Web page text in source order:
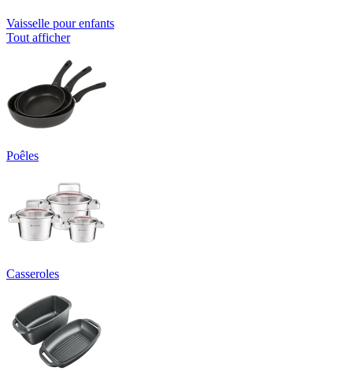
Vaisselle pour enfants
Tout afficher
Poêles
Casseroles